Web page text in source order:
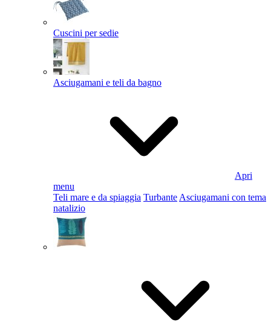
Cuscini per sedie
Asciugamani e teli da bagno
Apri
menu
Teli mare e da spiaggia Turbante Asciugamani con tema
natalizio